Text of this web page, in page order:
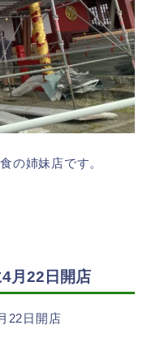
の姉妹店です。
月22日開店
22日開店